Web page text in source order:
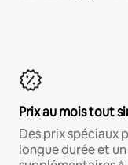
Prix au mois tout
Des prix spéciaux
longue durée et